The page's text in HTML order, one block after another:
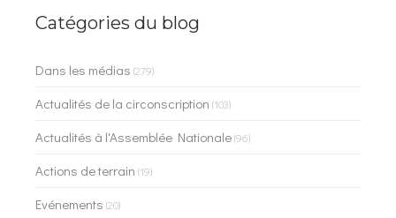
Catégories du blog
Dans les médias (279)
Actualités de la circonscription (103)
Actualités à l'Assemblée Nationale(96)
Actions de terrain (19)
Evénements (20)